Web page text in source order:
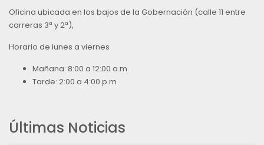
Oficina ubicada en los bajos de la Gobernación (calle 11 entre
carreras 3ª y 2ª),
Horario de lunes a viernes
Mañana: 8:00 a 12:00 a.m.
Tarde: 2:00 a 4:00 p.m
Últimas Noticias